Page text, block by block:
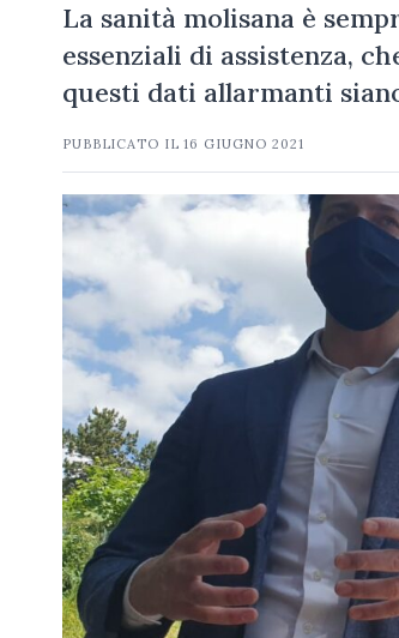
La sanità molisana è
essenziali di assistenza,
questi dati allarmanti
PUBBLICATO IL16 GIUGNO 2021